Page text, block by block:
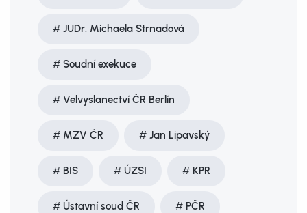
JUDr. Michaela Strnadová
Soudní exekuce
Velvyslanectví ČR Berlín
MZV ČR Jan Lipavský
BIS ÚZSI KPR
Ústavní soud ČR PČR